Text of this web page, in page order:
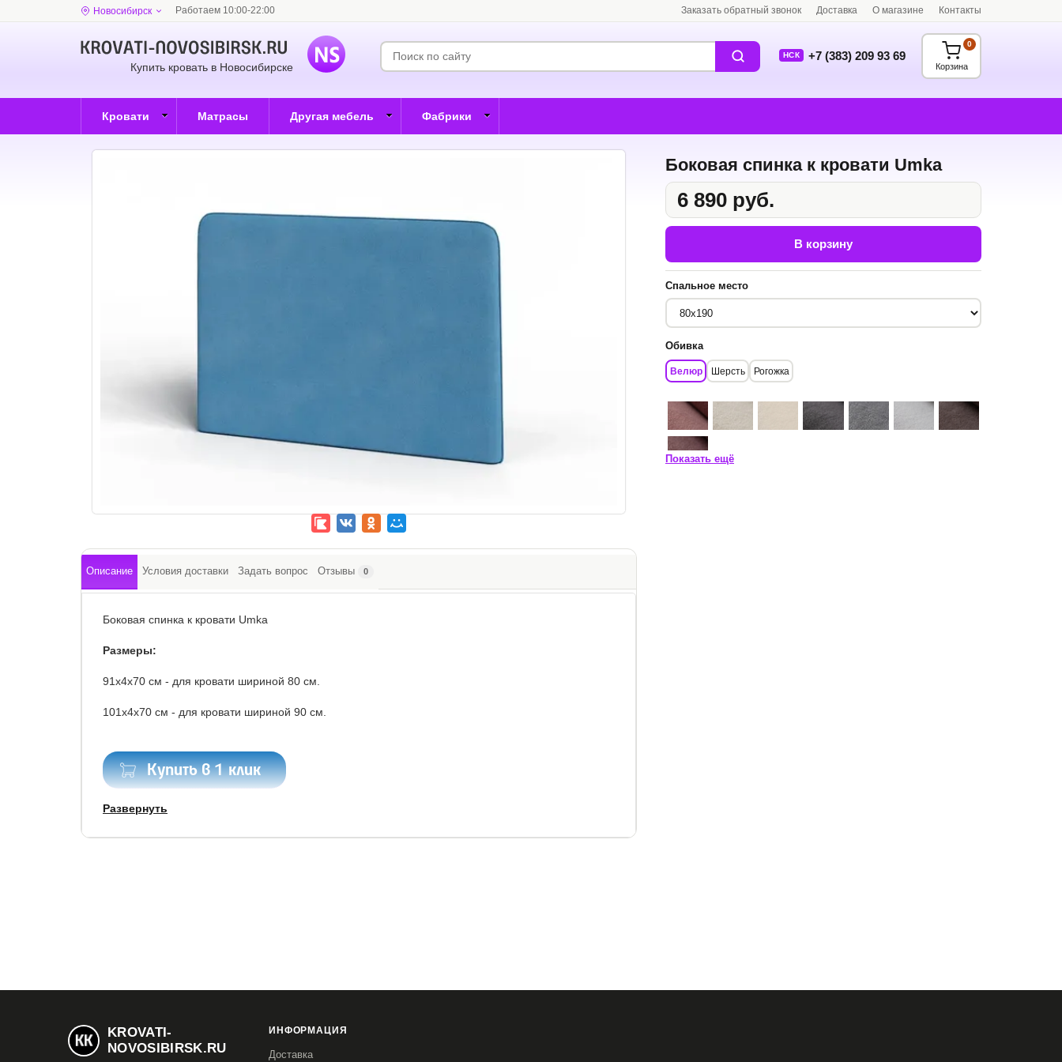
Новосибирск Работаем 10:00-22:00 Заказать обратный звонок Доставка О магазине Контакты
Купить кровать в Новосибирске
НСК +7 (383) 209 93 69
Корзина
0
Кровати Матрасы Другая мебель Фабрики
Боковая спинка к кровати Umka
6 890 руб.
В корзину
Спальное место
Обивка
Велюр Шерсть Рогожка
Показать ещё
Описание Условия доставки Задать вопрос Отзывы 0
Боковая спинка к кровати Umka
Размеры:
91х4х70 см - для кровати шириной 80 см.
101x4x70 см - для кровати шириной 90 см.
Купить в 1 клик
Все модификации:
Развернуть
KROVATI-
NOVOSIBIRSK.RU
ИНФОРМАЦИЯ
Доставка